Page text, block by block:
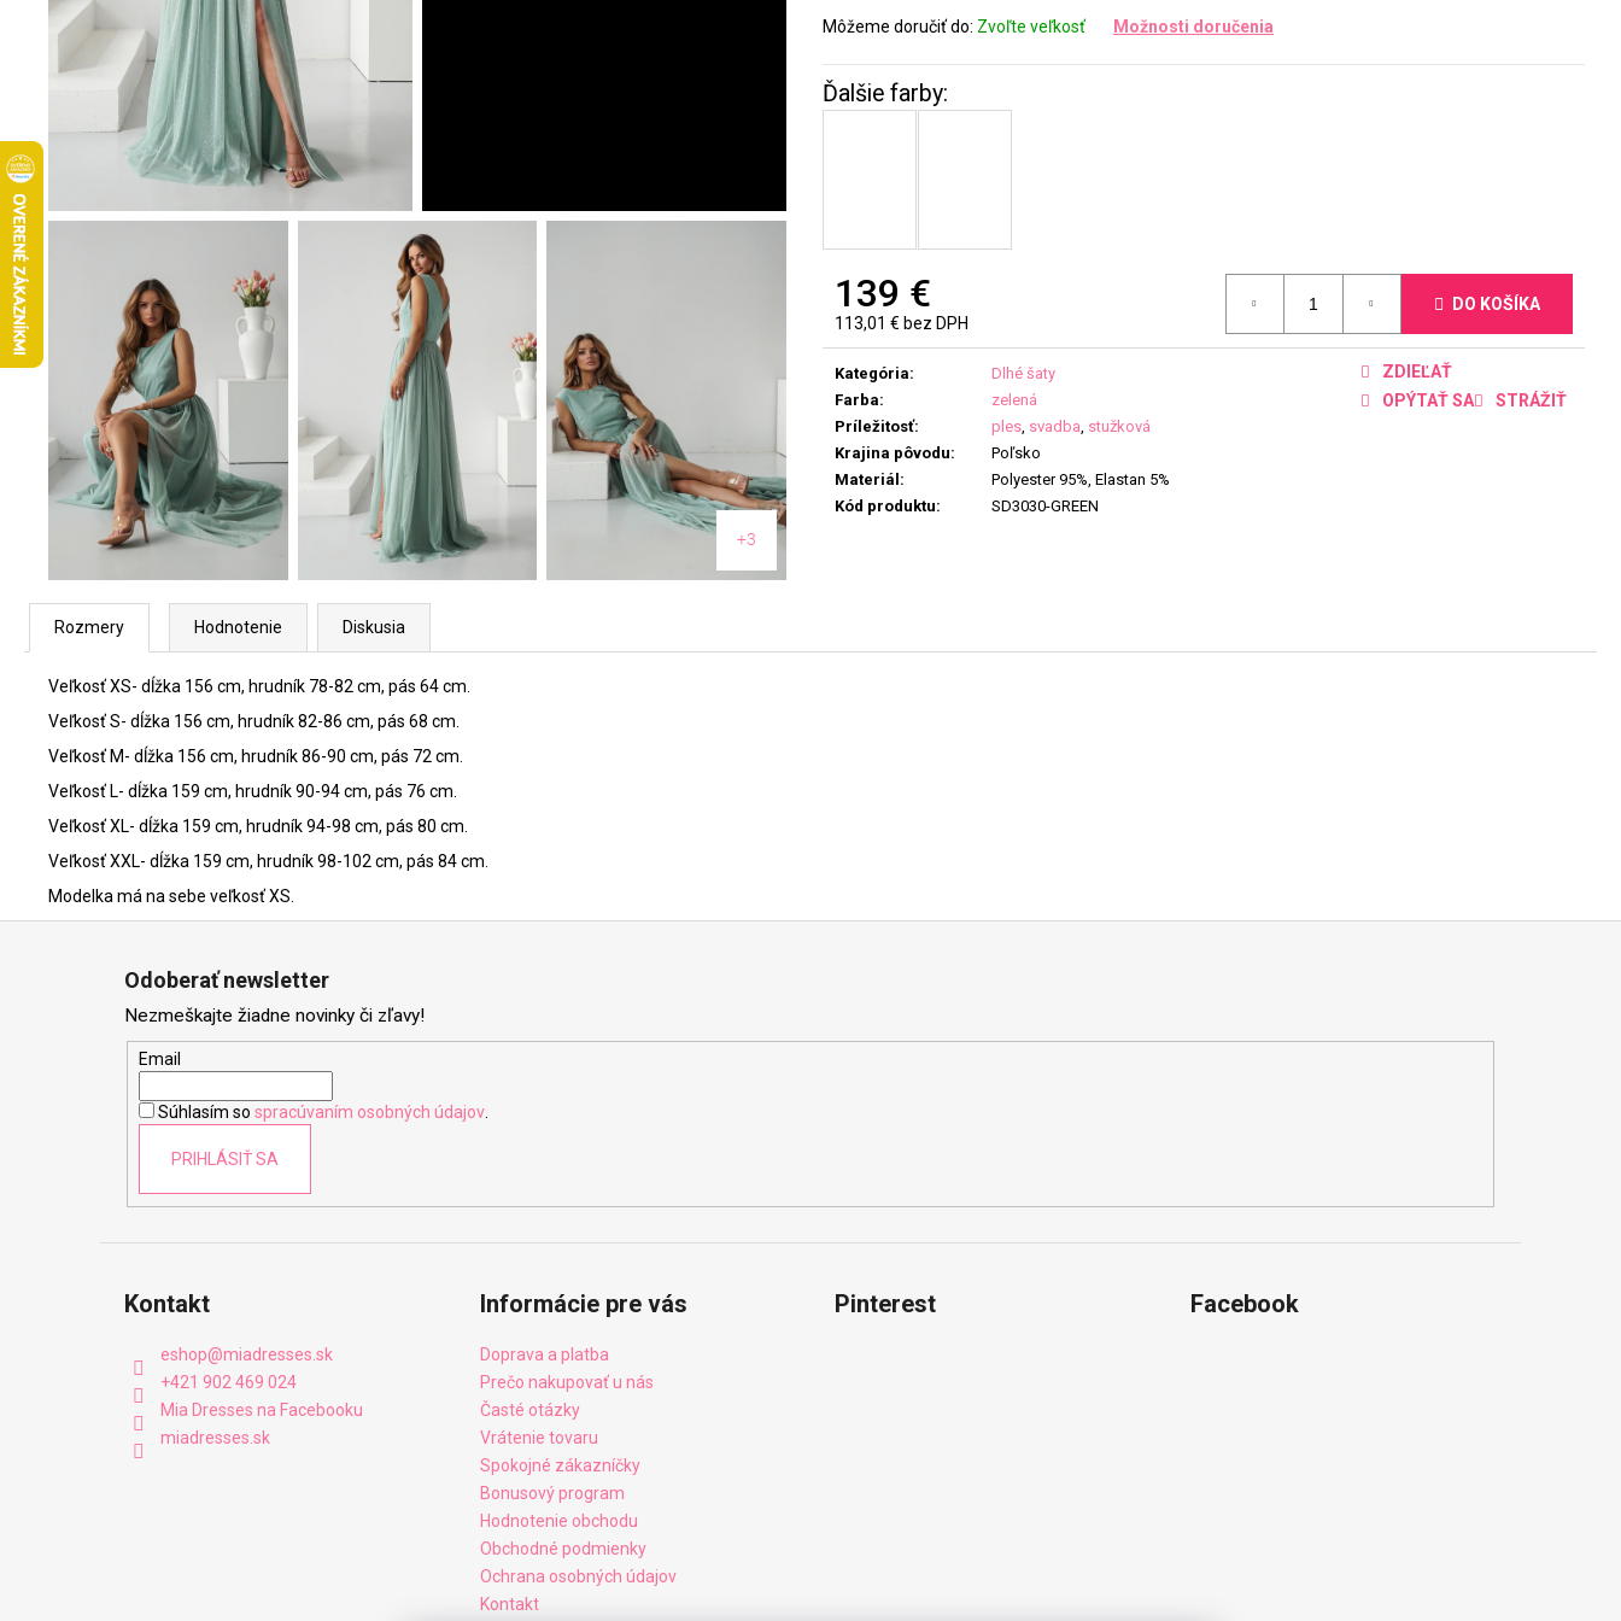
Môžeme doručiť do: Zvoľte veľkosť Možnosti doručenia
139 €
113,01 € bez DPH
Jednotková
cena:
DO KOŠÍKA
Kategória:
Dlhé šaty
Farba:
zelená
Príležitosť: ples svadba stužková
Krajina pôvodu:
Poľsko
Materiál:
Polyester 95%, Elastan 5%
Kód produktu: SD3030-GREEN
OPÝTAŤ SA STRÁŽIŤ
ZDIEĽAŤ
+3
Rozmery Hodnotenie Diskusia
Veľkosť XS- dĺžka 156 cm, hrudník 78-82 cm, pás 64 cm.
Veľkosť S- dĺžka 156 cm, hrudník 82-86 cm, pás 68 cm.
Veľkosť M- dĺžka 156 cm, hrudník 86-90 cm, pás 72 cm.
Veľkosť L- dĺžka 159 cm, hrudník 90-94 cm, pás 76 cm.
Veľkosť XL- dĺžka 159 cm, hrudník 94-98 cm, pás 80 cm.
Veľkosť XXL- dĺžka 159 cm, hrudník 98-102 cm, pás 84 cm.
Modelka má na sebe veľkosť XS.
Odoberať newsletter
Nezmeškajte žiadne novinky či zľavy!
Email
Súhlasím so spracúvaním osobných údajov.
PRIHLÁSIŤ SA
Kontakt
eshop@miadresses.sk
+421 902 469 024
Mia Dresses na Facebooku
miadresses.sk
Informácie pre vás
Doprava a platba
Prečo nakupovať u nás
Časté otázky
Vrátenie tovaru
Spokojné zákazníčky
Bonusový program
Hodnotenie obchodu
Obchodné podmienky
Ochrana osobných údajov
Kontakt
Pinterest Facebook